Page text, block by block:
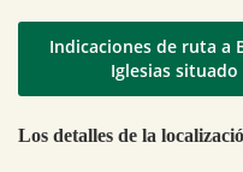
Indicaciones de ruta a
Iglesias situado
Los detalles de la